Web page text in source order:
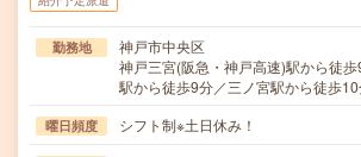
勤務地
神戸市中央区
神戸三宮(阪急・神戸高速)駅から徒
駅から徒歩9分／三ノ宮駅から徒歩
曜日頻度 シフト制※土日休み！